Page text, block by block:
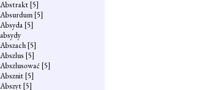
Abstrakt[5]
Absurdum[5]
Absyda[5]
absydy
Abszach[5]
Abszlus [5]
Abszlusować [5]
Absznit[5]
Abszyt[5]